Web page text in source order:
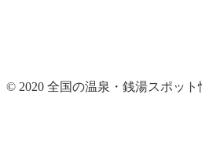
© 2020 全国の温泉・銭湯スポット